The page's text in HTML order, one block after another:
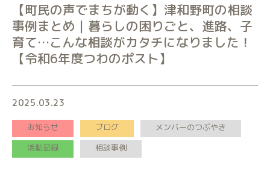
【町民の声でまちが動く】津和野町の相談
事例まとめ｜暮らしの困りごと、進路、子
育て…こんな相談がカタチになりました！
【令和6年度つわのポスト】
2025.03.23
お知らせ ブログ
メンバーのつぶやき
活動記録
相談事例